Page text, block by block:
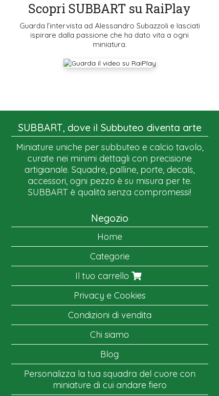
Scopri SUBBART su RaiPlay
Guarda l’intervista ad Alessandro Subazzoli e lasciati
ispirare dalla passione che ha dato vita a ogni
miniatura.
SUBBART, dove il Subbuteo diventa arte
Miniature uniche per subbuteo e calcio tavolo,
curate nei minimi dettagli con precisione
artigianale. Squadre, palline, porte, decals,
accessori, ogni pezzo è su misura per te.
SUBBART è qualità senza compromessi!
Negozio
Home
Categorie
Il tuo carrello
Privacy e Cookies
Condizioni di vendita
Chi siamo
Blog
Personalizza la tua squadra del cuore con
miniature di cui andare fiero